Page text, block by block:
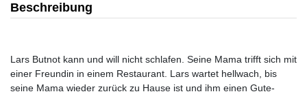
Beschreibung
Lars Butnot kann und will nicht schlafen. Seine Mama trifft sich mit
einer Freundin in einem Restaurant. Lars wartet hellwach, bis
seine Mama wieder zurück zu Hause ist und ihm einen Gute-